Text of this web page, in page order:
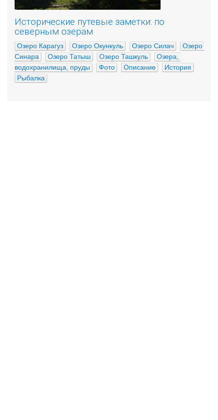
Исторические путевые заметки: по
северным озерам
Озеро Карагуз Озеро Окункуль Озеро Силач
Озеро
Синара
Озеро Татыш Озеро Ташкуль
Озера,
водохранилища, пруды
Фото Описание
История
Рыбалка